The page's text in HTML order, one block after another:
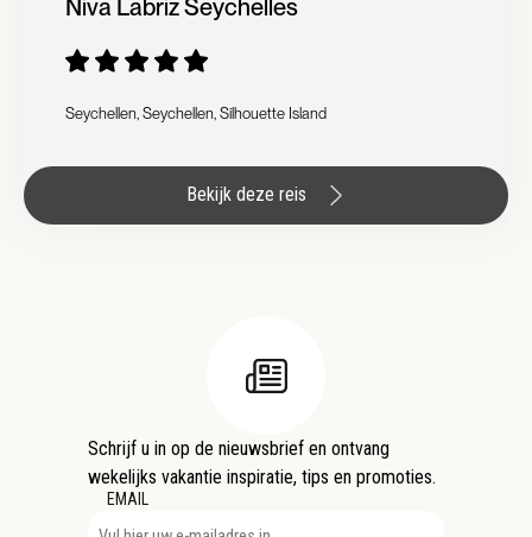
Niva Labriz Seychelles
Seychellen, Seychellen, Silhouette Island
Bekijk deze reis
Schrijf u in op de nieuwsbrief en ontvang
wekelijks vakantie inspiratie, tips en promoties.
EMAIL